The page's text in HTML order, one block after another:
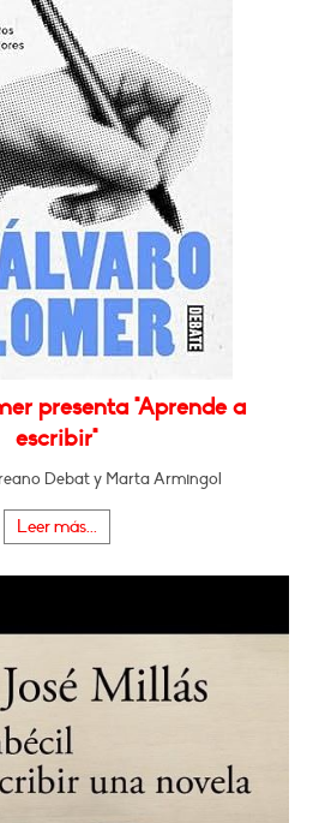
presenta "Aprende a
escribir"
Debat y Marta Armingol
Leer más...